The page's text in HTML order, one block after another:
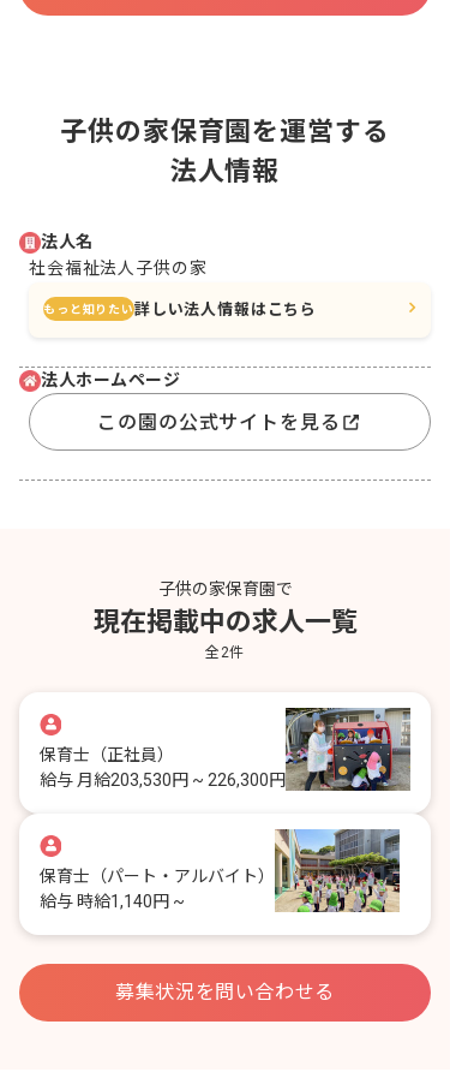
子供の家保育園を運営する
法人情報
法人名
社会福祉法人子供の家
もっと知りたい詳しい法人情報はこちら
法人ホームページ
この園の公式サイトを見る
子供の家保育園で
現在掲載中の求人一覧
全2件
保育士 （正社員）
給与 月給203,530円 ~ 226,300円
保育士 （パート・アルバイト）
給与 時給1,140円 ~
募集状況を問い合わせる